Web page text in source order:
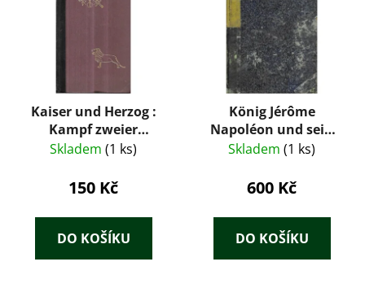
Kaiser und Herzog :
Kampf zweier
Geschlechter um
Skladem (1 ks)
150 Kč
DO KOŠÍKU
König Jérôme
Napoléon und sein
Capri :Historische-
Roman von E. M.
Skladem (1 ks)
600 Kč
DO KOŠÍKU